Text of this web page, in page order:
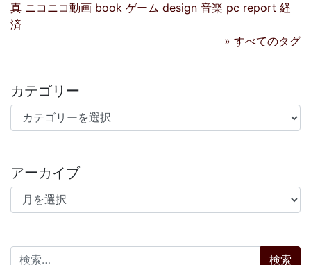
真 ニコニコ動画 book ゲーム design 音楽 pc report 経
済
» すべてのタグ
カテゴリー
カテゴリー
アーカイブ
アーカイブ
検索: